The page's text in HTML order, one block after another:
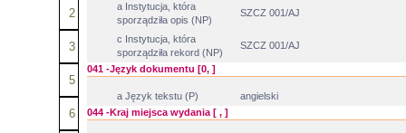
2
3
5
6
a Instytucja, która
sporządziła opis (NP)
SZCZ 001/AJ
c Instytucja, która
sporządziła rekord (NP)
SZCZ 001/AJ
041 -Język dokumentu [0, ]
a Język tekstu (P)
angielski
044 -Kraj miejsca wydania [ , ]